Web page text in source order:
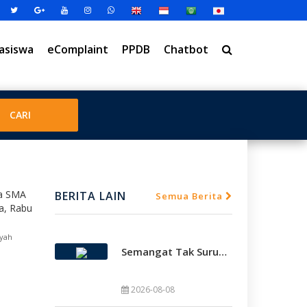
eComplaint PPDB Chatbot
BERITA LAIN Semua Berita
Semangat Tak Surut, Smamda Holic Kawal Perjuangan Tim Basket Smamda Di DBL 2026
SMAMDA.SCH.ID – Gemuruh dukungan
2026-08-08